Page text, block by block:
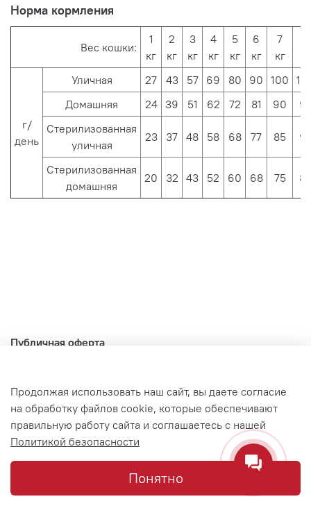
Норма кормления
Вес кошки:
1
кг
2
кг
3
кг
4
кг
5
кг
6
кг
7
кг
г/
день
Уличная 27 43 57 69 80 90 100
Домашняя
24 39 51 62 72 81 90
Стерилизованная
уличная
23 37 48 58 68 77 85
Стерилизованная
домашняя
20 32 43 52 60 68 75 82
Публичная оферта
Доставка и оплата
Гарантия и возврат
Контакты
Продолжая использовать наш сайт, вы даете согласие
на обработку файлов cookie, которые обеспечивают
правильную работу сайта и соглашаетесь с нашей
Политикой безопасности
Понятно